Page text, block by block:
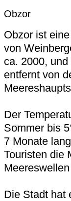
Obzor
Obzor ist
von
ca. 2000,
entfernt von
Der
Sommer bis
7 Monate
Touristen die
Die Stadt hat